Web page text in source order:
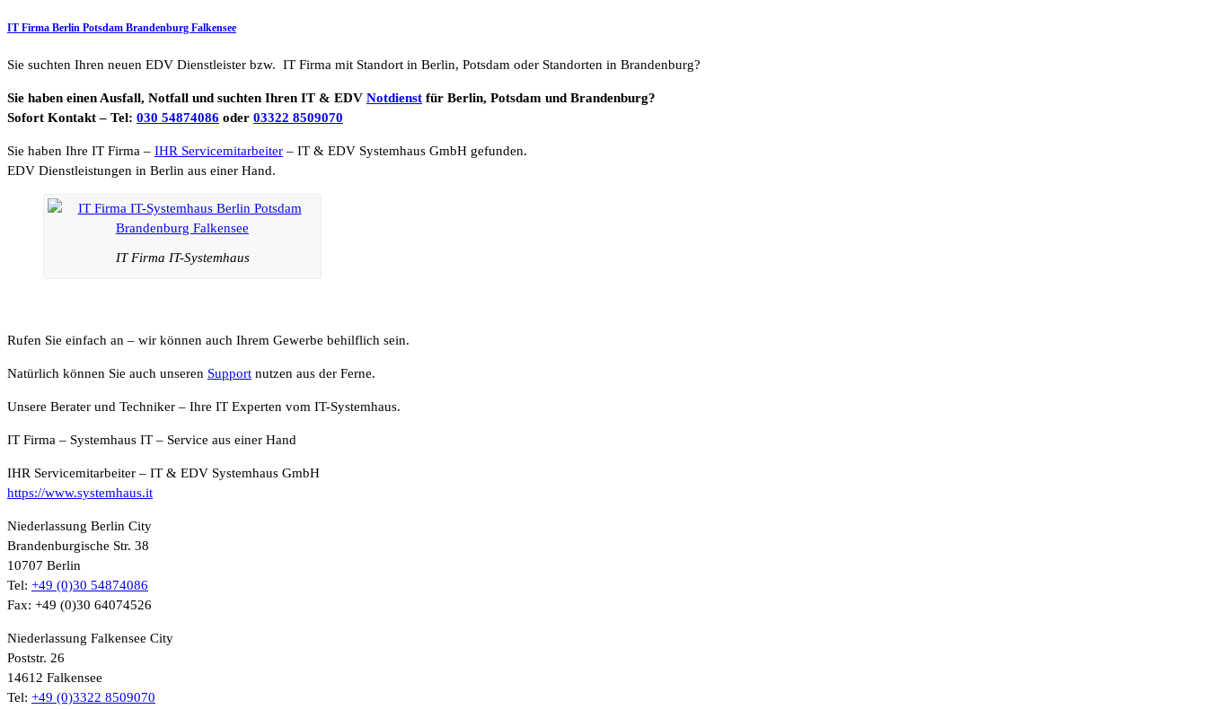
IT Firma Berlin Potsdam Brandenburg Falkensee
Sie suchten Ihren neuen EDV Dienstleister bzw. IT Firma mit Standort in Berlin, Potsdam oder Standorten in Brandenburg?
Sie haben einen Ausfall, Notfall und suchten Ihren IT & EDV Notdienst für Berlin, Potsdam und Brandenburg?
Sofort Kontakt – Tel: 030 54874086 oder 03322 8509070
Sie haben Ihre IT Firma – IHR Servicemitarbeiter – IT & EDV Systemhaus GmbH gefunden.
EDV Dienstleistungen in Berlin aus einer Hand.
IT Firma IT-Systemhaus
Rufen Sie einfach an – wir können auch Ihrem Gewerbe behilflich sein.
Natürlich können Sie auch unseren Support nutzen aus der Ferne.
Unsere Berater und Techniker – Ihre IT Experten vom IT-Systemhaus.
IT Firma – Systemhaus IT – Service aus einer Hand
IHR Servicemitarbeiter – IT & EDV Systemhaus GmbH
https://www.systemhaus.it
Niederlassung Berlin City
Brandenburgische Str. 38
10707 Berlin
Tel: +49 (0)30 54874086
Fax: +49 (0)30 64074526
Niederlassung Falkensee City
Poststr. 26
14612 Falkensee
Tel: +49 (0)3322 8509070